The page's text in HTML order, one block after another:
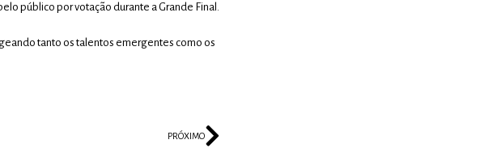
público por votação durante a Grande Final.
tanto os talentos emergentes como os
PRÓXIMO